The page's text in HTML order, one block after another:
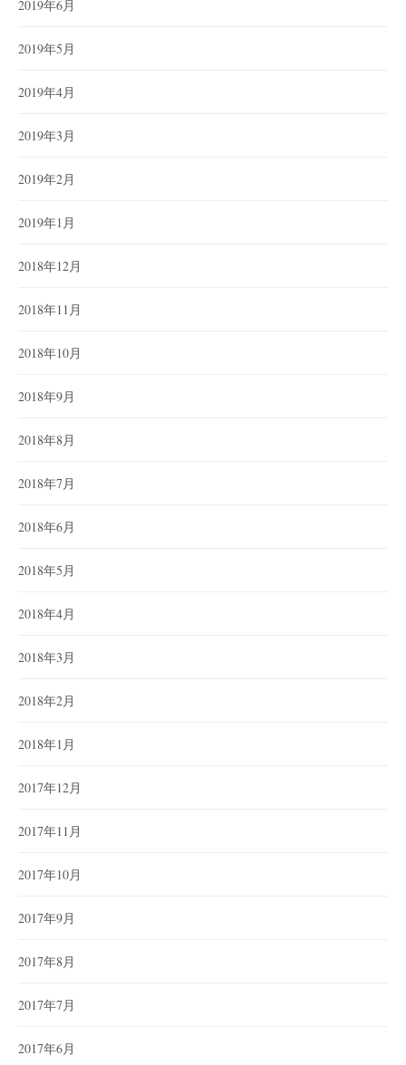
2019年6月
2019年5月
2019年4月
2019年3月
2019年2月
2019年1月
2018年12月
2018年11月
2018年10月
2018年9月
2018年8月
2018年7月
2018年6月
2018年5月
2018年4月
2018年3月
2018年2月
2018年1月
2017年12月
2017年11月
2017年10月
2017年9月
2017年8月
2017年7月
2017年6月